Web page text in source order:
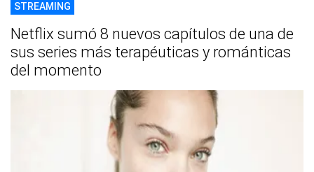
STREAMING
Netflix sumó 8 nuevos capítulos de una de
sus series más terapéuticas y románticas
del momento